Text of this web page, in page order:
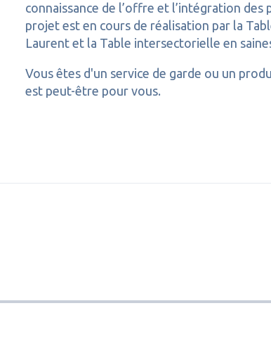
connaissance de l’offre et l’intégration
projet est en cours de réalisation par la
Laurent et la Table intersectorielle en
Vous êtes d'un service de garde ou un
est peut-être pour vous.